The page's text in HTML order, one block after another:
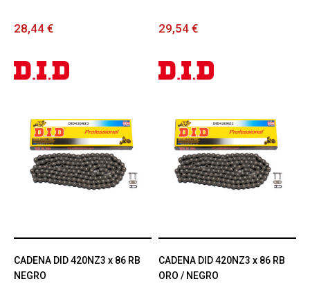
28,44 € 29,54 €
CADENA DID 420NZ3 x 86 RB
NEGRO
CADENA DID 420NZ3 x 86 RB
ORO / NEGRO